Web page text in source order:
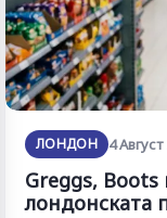
ЛОНДОН 4
Greggs, Boots
лондонската